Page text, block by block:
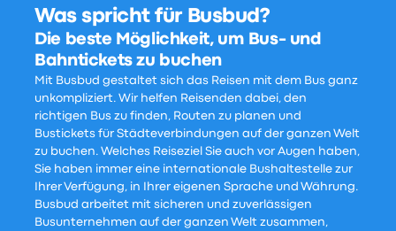
Was spricht für Busbud?
Die beste Möglichkeit, um Bus- und
Bahntickets zu buchen
Mit Busbud gestaltet sich das Reisen mit dem Bus ganz
unkompliziert. Wir helfen Reisenden dabei, den
richtigen Bus zu finden, Routen zu planen und
Bustickets für Städteverbindungen auf der ganzen Welt
zu buchen. Welches Reiseziel Sie auch vor Augen haben,
Sie haben immer eine internationale Bushaltestelle zur
Ihrer Verfügung, in Ihrer eigenen Sprache und Währung.
Busbud arbeitet mit sicheren und zuverlässigen
Busunternehmen auf der ganzen Welt zusammen,